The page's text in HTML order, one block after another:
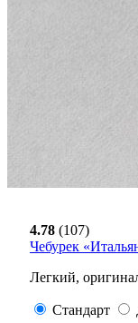
4.78 (107)
Чебурек
Легкий,
Стандарт